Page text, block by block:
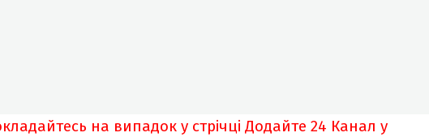
на випадок у стрічці Додайте 24 Канал у